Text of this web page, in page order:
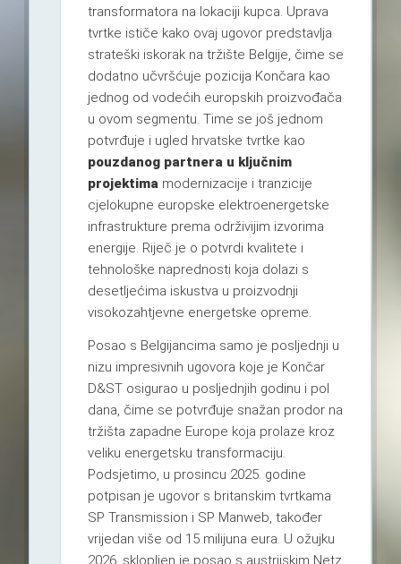
transformatora na lokaciji kupca. Uprava
tvrtke ističe kako ovaj ugovor predstavlja
strateški iskorak na tržište Belgije, čime se
dodatno učvršćuje pozicija Končara kao
jednog od vodećih europskih proizvođača
u ovom segmentu. Time se još jednom
potvrđuje i ugled hrvatske tvrtke kao
pouzdanog partnera u ključnim
projektima modernizacije i tranzicije
cjelokupne europske elektroenergetske
infrastrukture prema održivijim izvorima
energije. Riječ je o potvrdi kvalitete i
tehnološke naprednosti koja dolazi s
desetljećima iskustva u proizvodnji
visokozahtjevne energetske opreme.
Posao s Belgijancima samo je posljednji u
nizu impresivnih ugovora koje je Končar
D&ST osigurao u posljednjih godinu i pol
dana, čime se potvrđuje snažan prodor na
tržišta zapadne Europe koja prolaze kroz
veliku energetsku transformaciju.
Podsjetimo, u prosincu 2025. godine
potpisan je ugovor s britanskim tvrtkama
SP Transmission i SP Manweb, također
vrijedan više od 15 milijuna eura. U ožujku
2026. sklopljen je posao s austrijskim Netz